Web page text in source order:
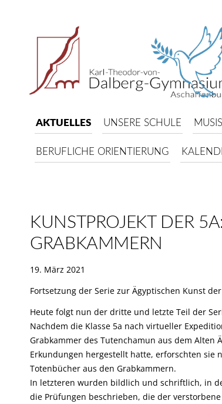
AKTUELLES UNSERE SCHULE
BERUFLICHE ORIENTIERUNG
KUNSTPROJEKT DER
GRABKAMMERN
19. März 2021
Fortsetzung der Serie zur Ägyptischen Kunst der
Heute folgt nun der dritte und letzte Teil der
Nachdem die Klasse 5a nach virtueller
Grabkammer des Tutenchamun aus dem
Erkundungen hergestellt hatte, erforschten sie
Totenbücher aus den Grabkammern.
In letzteren wurden bildlich und schriftlich, in
die Prüfungen beschrieben, die der